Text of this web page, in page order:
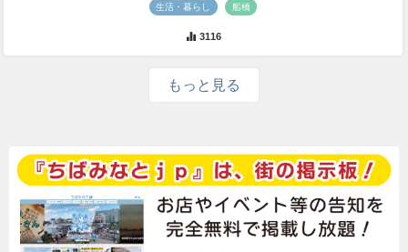
生活・暮らし 船橋
3116
もっと見る